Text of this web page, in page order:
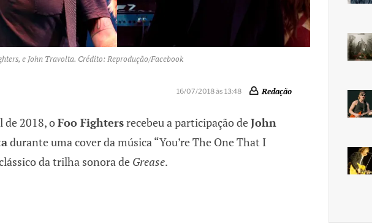
e John Travolta. Crédito: Reprodução/Facebook
16/07/2018 às 13:48 Redação
de 2018, oFoo Fightersrecebeu a participação deJohn
durante uma cover da música “You’re The One That I
da trilha sonora de Grease.